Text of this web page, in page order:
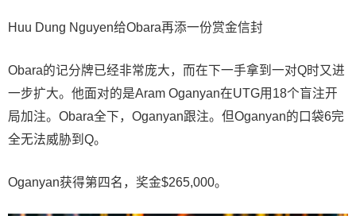
Huu Dung Nguyen给Obara再添一份赏金信封
Obara的记分牌已经非常庞大，而在下一手拿到一对Q时又进
一步扩大。他面对的是Aram Oganyan在UTG用18个盲注开
局加注。Obara全下，Oganyan跟注。但Oganyan的口袋6完
全无法威胁到Q。
Oganyan获得第四名，奖金$265,000。